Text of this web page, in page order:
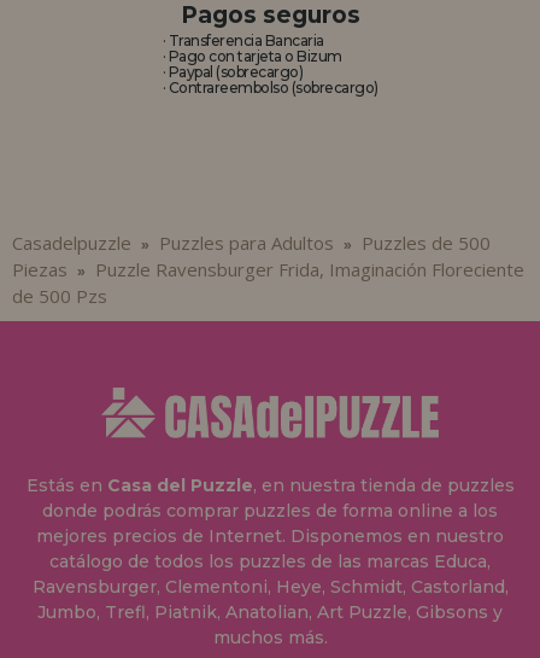
Pagos seguros
· Transferencia Bancaria
· Pago con tarjeta o Bizum
· Paypal (sobrecargo)
· Contrareembolso (sobrecargo)
Casadelpuzzle » Puzzles para Adultos »
Puzzles de 500
Piezas »
Puzzle Ravensburger Frida, Imaginación Floreciente
de 500 Pzs
Estás en Casa del Puzzle, en nuestra tienda de puzzles
donde podrás comprar puzzles de forma online a los
mejores precios de Internet. Disponemos en nuestro
catálogo de todos los puzzles de las marcas Educa,
Ravensburger, Clementoni, Heye, Schmidt, Castorland,
Jumbo, Trefl, Piatnik, Anatolian, Art Puzzle, Gibsons y
muchos más.